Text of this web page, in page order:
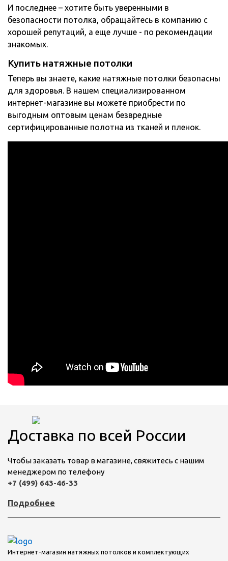
И последнее – хотите быть уверенными в
безопасности потолка, обращайтесь в компанию с
хорошей репутаций, а еще лучше - по рекомендации
знакомых.
Купить натяжные потолки
Теперь вы знаете, какие натяжные потолки безопасны
для здоровья. В нашем специализированном
интернет-магазине вы можете приобрести по
выгодным оптовым ценам безвредные
сертифицированные полотна из тканей и пленок.
Доставка по всей России
Чтобы заказать товар в магазине, свяжитесь с нашим
менеджером по телефону
+7 (499) 643-46-33
Подробнее
Интернет-магазин натяжных потолков и комплектующих